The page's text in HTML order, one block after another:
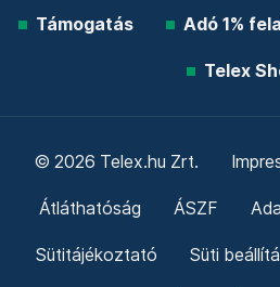
Támogatás Adó 1%
Telex
© 2026 Telex.hu Zrt.
Átláthatóság ÁSZF
Sütitájékoztató Süti